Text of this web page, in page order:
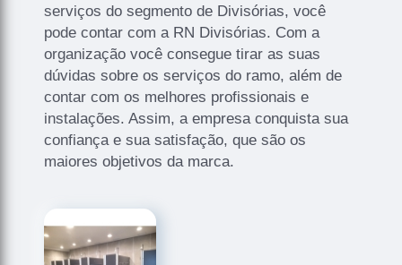
serviços do segmento de Divisórias, você
pode contar com a RN Divisórias. Com a
organização você consegue tirar as suas
dúvidas sobre os serviços do ramo, além de
contar com os melhores profissionais e
instalações. Assim, a empresa conquista sua
confiança e sua satisfação, que são os
maiores objetivos da marca.